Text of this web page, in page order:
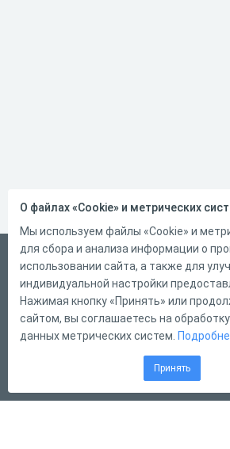
Український
Справка
Форма обратной связи
Контакты
Конструктор тестов
О файлах «Cookie» и метрических
Мы используем файлы «Cookie» и
для сбора и анализа информации о
использовании сайта, а также для
индивидуальной настройки
Нажимая кнопку «Принять» или
сайтом, вы соглашаетесь на
данных метрических систем.
Принять